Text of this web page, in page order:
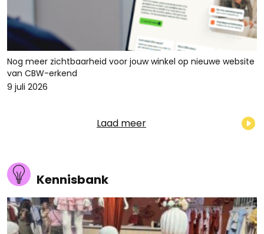
Nog meer zichtbaarheid voor jouw winkel op nieuwe website
van CBW-erkend
9 juli 2026
Laad meer
Kennisbank